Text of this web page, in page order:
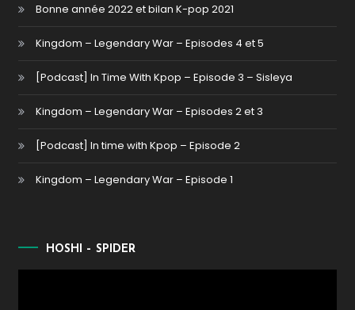
Bonne année 2022 et bilan K-pop 2021
Kingdom – Legendary War – Episodes 4 et 5
[Podcast] In Time With Kpop – Episode 3 – Sisleya
Kingdom – Legendary War – Episodes 2 et 3
[Podcast] In time with Kpop – Episode 2
Kingdom – Legendary War – Episode 1
HOSHI – SPIDER